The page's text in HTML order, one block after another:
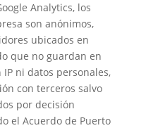
Analytics, los
son anónimos,
ubicados en
que no guardan en
ni datos personales,
con terceros salvo
por decisión
el Acuerdo de Puerto